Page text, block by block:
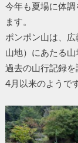
今年も夏場に体
ます。
ポンポン山は、
山地）にあたる山
過去の山行記録
4月以来のようです